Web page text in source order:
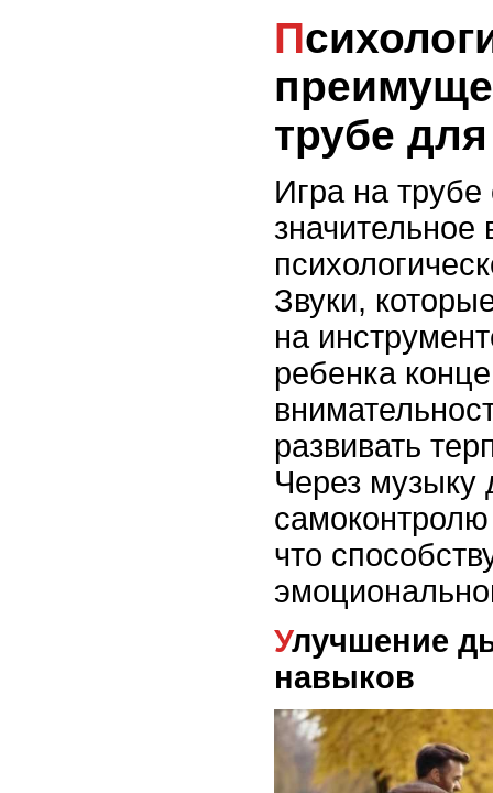
Психологические
трубе
Игра на трубе
значительное
Звуки,
на
ребенка
развивать
Через музыку
что
Улучшение дыхательных
навыков